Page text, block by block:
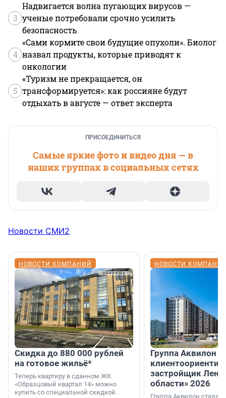
3
Надвигается волна пугающих вирусов —
ученые потребовали срочно усилить
безопасность
4
«Сами кормите свои будущие опухоли». Биолог
назвал продукты, которые приводят к
онкологии
5
«Туризм не прекращается, он
трансформируется»: как россияне будут
отдыхать в августе — ответ эксперта
ПРИСОЕДИНИТЬСЯ
Самые яркие фото и видео дня — в
наших группах в социальных сетях
Новости СМИ2
НОВОСТИ КОМПАНИЙ
Скидка до 880 000 рублей
на готовое жильё*
Теперь квартиру в сданном ЖК
«Образцовый квартал 14» можно
купить со специальной скидкой.
НОВОСТИ
Группа Аквилон
застройщик
области» 2026
Группа Аквилон стала